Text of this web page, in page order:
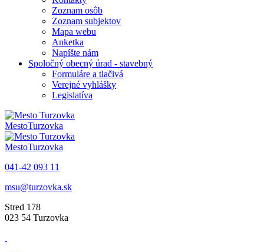
Zoznam osôb
Zoznam subjektov
Mapa webu
Anketka
Napíšte nám
Spoločný obecný úrad - stavebný
Formuláre a tlačivá
Verejné vyhlášky
Legislatíva
MestoTurzovka
MestoTurzovka
041-42 093 11
msu@turzovka.sk
Stred 178
023 54 Turzovka